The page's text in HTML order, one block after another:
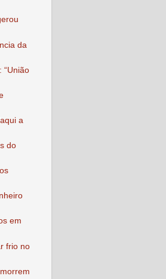
da
“União
a
do
em
frio no